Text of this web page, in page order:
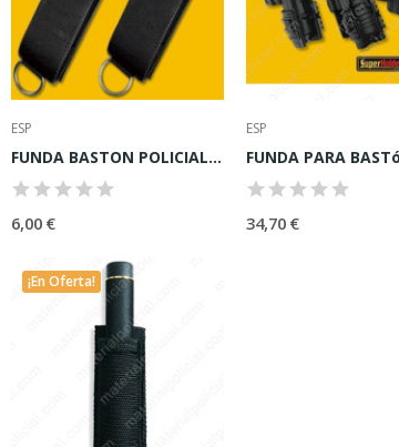
ESP
FUNDA BASTON POLICIAL NYLON PARA CINTURON CORTA
6,00 €
ESP
34,70 €
¡En Oferta!